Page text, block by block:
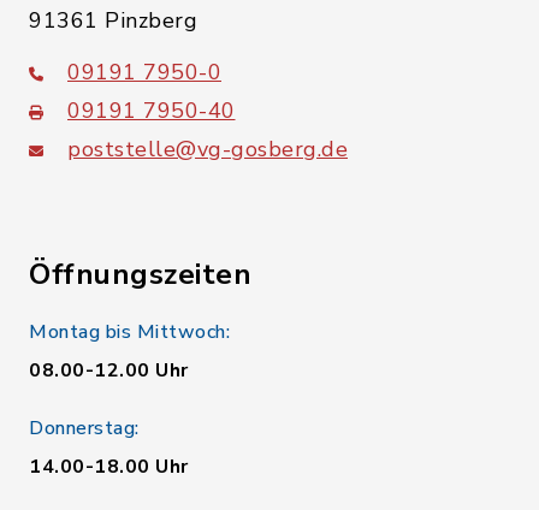
91361 Pinzberg
09191 7950-0
09191 7950-40
poststelle@vg-gosberg.de
Öffnungszeiten
Montag bis Mittwoch:
08.00-12.00 Uhr
Donnerstag:
14.00-18.00 Uhr